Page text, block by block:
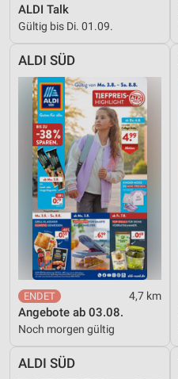
ALDI Talk
Gültig bis Di. 01.09.
ALDI SÜD
4,7 km
Angebote ab 03.08.
Noch morgen gültig
ALDI SÜD